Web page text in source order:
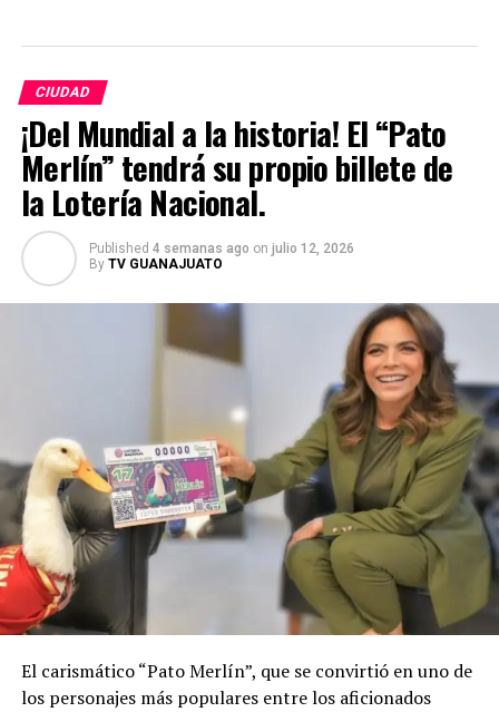
CIUDAD
¡Del Mundial a la historia! El “Pato
Merlín” tendrá su propio billete de
la Lotería Nacional.
Published 4 semanas ago on julio 12, 2026
By TV GUANAJUATO
El carismático “Pato Merlín”, que se convirtió en uno de
los personajes más populares entre los aficionados